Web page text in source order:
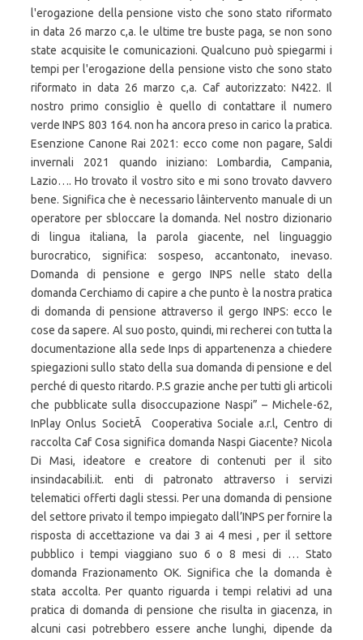
l'erogazione della pensione visto che sono stato riformato
in data 26 marzo c,a. le ultime tre buste paga, se non sono
state acquisite le comunicazioni. Qualcuno può spiegarmi i
tempi per l'erogazione della pensione visto che sono stato
riformato in data 26 marzo c,a. Caf autorizzato: N422. Il
nostro primo consiglio è quello di contattare il numero
verde INPS 803 164. non ha ancora preso in carico la pratica.
Esenzione Canone Rai 2021: ecco come non pagare, Saldi
invernali 2021 quando iniziano: Lombardia, Campania,
Lazio…. Ho trovato il vostro sito e mi sono trovato davvero
bene. Significa che è necessario lâintervento manuale di un
operatore per sbloccare la domanda. Nel nostro dizionario
di lingua italiana, la parola giacente, nel linguaggio
burocratico, significa: sospeso, accantonato, inevaso.
Domanda di pensione e gergo INPS nelle stato della
domanda Cerchiamo di capire a che punto è la nostra pratica
di domanda di pensione attraverso il gergo INPS: ecco le
cose da sapere. Al suo posto, quindi, mi recherei con tutta la
documentazione alla sede Inps di appartenenza a chiedere
spiegazioni sullo stato della sua domanda di pensione e del
perché di questo ritardo. P.S grazie anche per tutti gli articoli
che pubblicate sulla disoccupazione Naspi” – Michele-62,
InPlay Onlus SocietÃ Cooperativa Sociale a.r.l, Centro di
raccolta Caf Cosa significa domanda Naspi Giacente? Nicola
Di Masi, ideatore e creatore di contenuti per il sito
insindacabili.it. enti di patronato attraverso i servizi
telematici offerti dagli stessi. Per una domanda di pensione
del settore privato il tempo impiegato dall’INPS per fornire la
risposta di accettazione va dai 3 ai 4 mesi , per il settore
pubblico i tempi viaggiano suo 6 o 8 mesi di … Stato
domanda Frazionamento OK. Significa che la domanda è
stata accolta. Per quanto riguarda i tempi relativi ad una
pratica di domanda di pensione che risulta in giacenza, in
alcuni casi potrebbero essere anche lunghi, dipende da